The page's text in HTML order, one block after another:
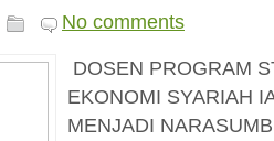
No comments
DOSEN PROGRAM
EKONOMI SYARIAH
MENJADI